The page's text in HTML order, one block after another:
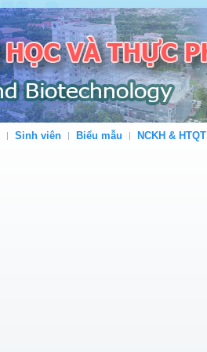
Sinh viên Biểu mẫu NCKH & HTQT